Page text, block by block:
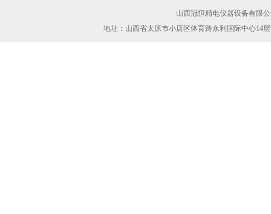
山西冠恒精电仪器设备有限
地址：山西省太原市小店区体育路永利国际中心14